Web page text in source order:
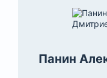
Панин